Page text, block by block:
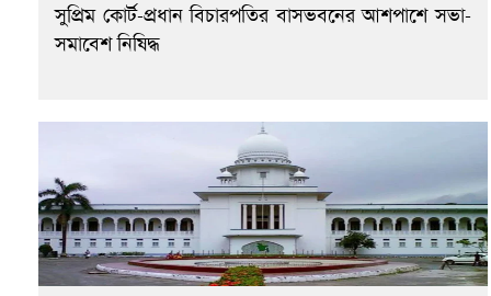
সুপ্রিম কোর্ট-প্রধান বিচারপতির বাসভবনের আশপাশে সভা-
সমাবেশ নিষিদ্ধ